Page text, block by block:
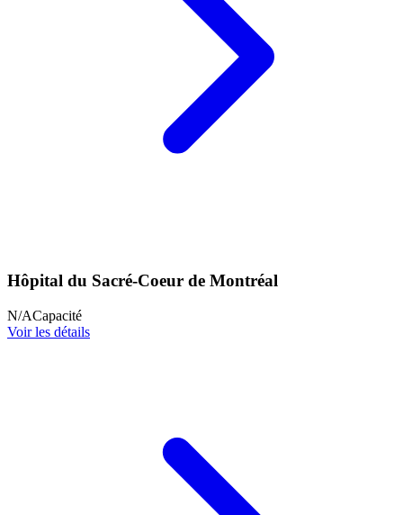
Hôpital du Sacré-Coeur de Montréal
N/ACapacité
Voir les détails